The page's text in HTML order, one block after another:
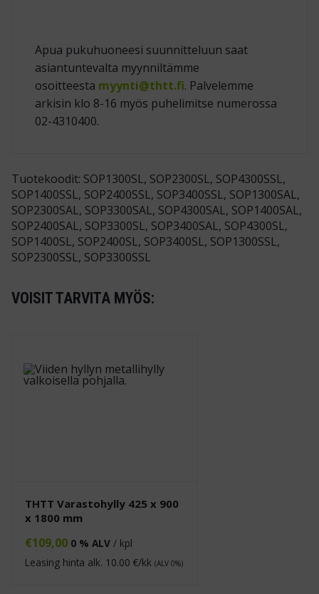
Apua pukuhuoneesi suunnitteluun saat
asiantuntevalta myynniltämme
osoitteesta myynti@thtt.fi. Palvelemme
arkisin klo 8-16 myös puhelimitse numerossa
02-4310400.
Tuotekoodit: SOP1300SL, SOP2300SL, SOP4300SSL,
SOP1400SSL, SOP2400SSL, SOP3400SSL, SOP1300SAL,
SOP2300SAL, SOP3300SAL, SOP4300SAL, SOP1400SAL,
SOP2400SAL, SOP3300SL, SOP3400SAL, SOP4300SL,
SOP1400SL, SOP2400SL, SOP3400SL, SOP1300SSL,
SOP2300SSL, SOP3300SSL
VOISIT TARVITA MYÖS:
THTT Varastohylly 425 x 900
x 1800 mm
€109,00 0 % ALV / kpl
Leasing hinta alk. 10.00 €/kk (ALV 0%)